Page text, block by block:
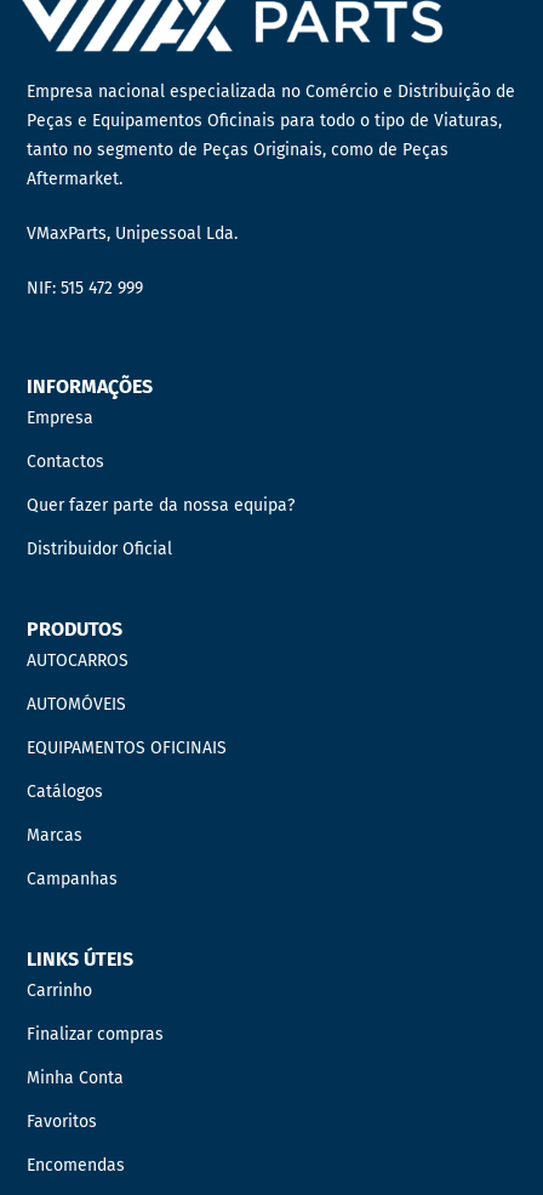
Empresa nacional especializada no Comércio e Distribuição de
Peças e Equipamentos Oficinais para todo o tipo de Viaturas,
tanto no segmento de Peças Originais, como de Peças
Aftermarket.
VMaxParts, Unipessoal Lda.
NIF: 515 472 999
INFORMAÇÕES
Empresa
Contactos
Quer fazer parte da nossa equipa?
Distribuidor Oficial
PRODUTOS
AUTOCARROS
AUTOMÓVEIS
EQUIPAMENTOS OFICINAIS
Catálogos
Marcas
Campanhas
LINKS ÚTEIS
Carrinho
Finalizar compras
Minha Conta
Favoritos
Encomendas